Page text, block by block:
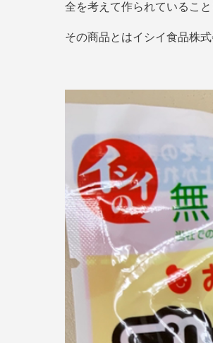
全を考えて作られていること
その商品とはイシイ食品株